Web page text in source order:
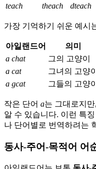
teach
theach dteach
가장 기억하기 쉬운 예시
아일랜드어
의미
a chat
그의 고양이
a cat
그녀의 고양이
a gcat
그들의 고양이
작은 단어 a는 그대로지
알 수 있습니다. 이런 특
나 단어별로 번역하려는
동사-주어-목적어 어